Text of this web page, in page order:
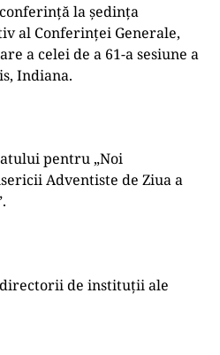
la ședința
al Conferinței Generale,
a celei de a 61-a sesiune a
Indiana.
pentru „Noi
Adventiste de Ziua a
de instituții ale